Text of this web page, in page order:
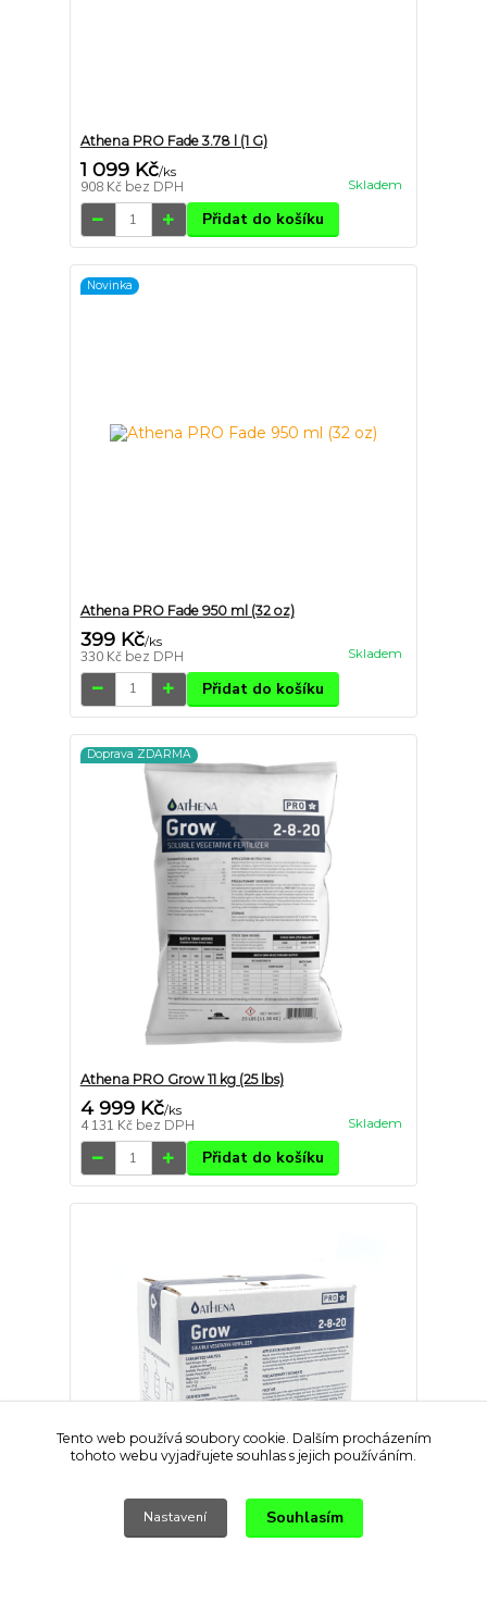
Athena PRO Fade 3.78 l (1 G)
1 099 Kč/ks
908 Kč bez DPH Skladem
Přidat do košíku
Novinka
Athena PRO Fade 950 ml (32 oz)
399 Kč/ks
330 Kč bez DPH Skladem
Přidat do košíku
Doprava ZDARMA
Athena PRO Grow 11 kg (25 lbs)
4 999 Kč/ks
4 131 Kč bez DPH Skladem
Přidat do košíku
Tento web používá soubory cookie. Dalším procházením
tohoto webu vyjadřujete souhlas s jejich používáním.
Nastavení Souhlasím